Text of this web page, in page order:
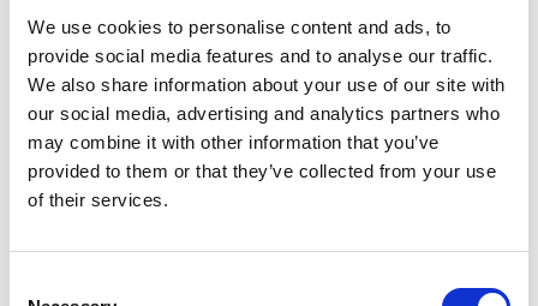
We use cookies to personalise content and ads, to
provide social media features and to analyse our traffic.
We also share information about your use of our site with
our social media, advertising and analytics partners who
may combine it with other information that you’ve
provided to them or that they’ve collected from your use
of their services.
exigences réglementaires en constante
évolution en fournissant des solutions qui
respectent la chaîne du froid, dans le monde
entier.
Que vous transportiez des produits
pharmaceutiques, des principes actifs, des